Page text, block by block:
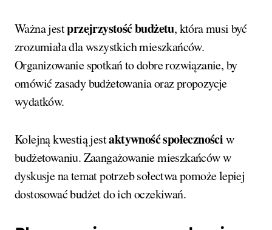
Ważna jestprzejrzystość budżetu, która musi być
zrozumiała dla wszystkich mieszkańców.
Organizowanie spotkań to dobre rozwiązanie, by
omówić zasady budżetowania oraz propozycje
wydatków.
Kolejną kwestią jestaktywność społecznościw
budżetowaniu. Zaangażowanie mieszkańców w
dyskusje na temat potrzeb sołectwa pomoże lepiej
dostosować budżet do ich oczekiwań.